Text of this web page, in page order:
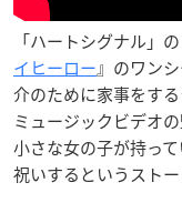
「ハートシグナル」
イヒーロー』のワン
介のために家事をす
ミュージックビデオ
小さな女の子が持っ
祝いするというストー